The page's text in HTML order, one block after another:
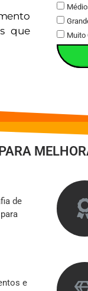
que
Muito
de
e